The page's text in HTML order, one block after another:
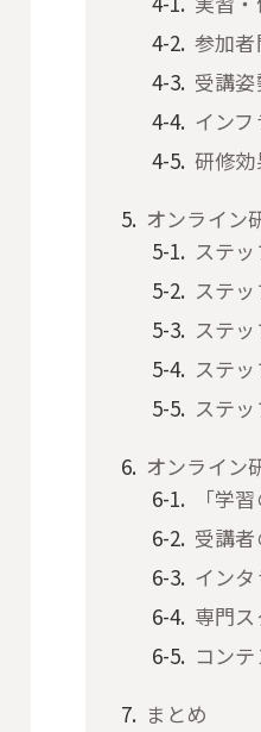
参加
受講
イン
研修
オンライン
ステ
ステ
ステ
ステ
ステ
オンライン
「学
受講
イン
専門
コン
まとめ